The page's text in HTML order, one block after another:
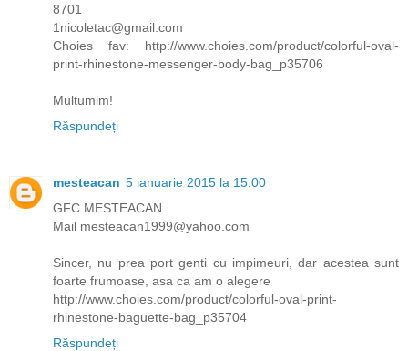
8701
1nicoletac@gmail.com
Choies fav: http://www.choies.com/product/colorful-oval-
print-rhinestone-messenger-body-bag_p35706
Multumim!
Răspundeți
mesteacan 5 ianuarie 2015 la 15:00
GFC MESTEACAN
Mail mesteacan1999@yahoo.com
Sincer, nu prea port genti cu impimeuri, dar acestea sunt
foarte frumoase, asa ca am o alegere
http://www.choies.com/product/colorful-oval-print-
rhinestone-baguette-bag_p35704
Răspundeți